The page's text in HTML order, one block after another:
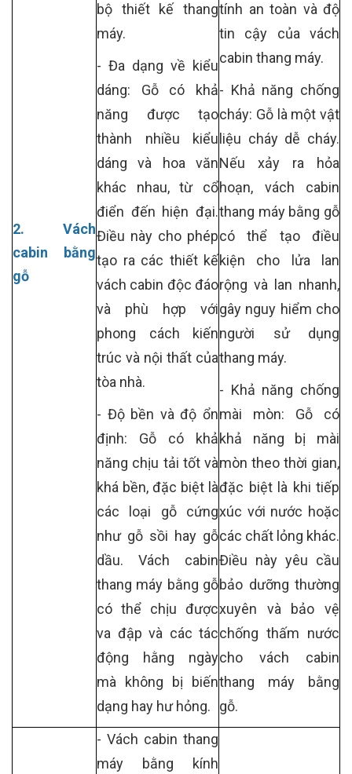
2. Vách
cabin bằng
gỗ
bộ thiết kế thang
máy.
- Đa dạng về kiểu
dáng: Gỗ có khả
năng được tạo
thành nhiều kiểu
dáng và hoa văn
khác nhau, từ cổ
điển đến hiện đại.
Điều này cho phép
tạo ra các thiết kế
vách cabin độc đáo
và phù hợp với
phong cách kiến
trúc và nội thất của
tòa nhà.
- Độ bền và độ ổn
định: Gỗ có khả
năng chịu tải tốt và
khá bền, đặc biệt là
các loại gỗ cứng
như gỗ sồi hay gỗ
dầu. Vách cabin
thang máy bằng gỗ
có thể chịu được
va đập và các tác
động hằng ngày
mà không bị biến
dạng hay hư hỏng.
tính an toàn và độ
tin cậy của vách
cabin thang máy.
- Khả năng chống
cháy: Gỗ là một vật
liệu cháy dễ cháy.
Nếu xảy ra hỏa
hoạn, vách cabin
thang máy bằng gỗ
có thể tạo điều
kiện cho lửa lan
rộng và lan nhanh,
gây nguy hiểm cho
người sử dụng
thang máy.
- Khả năng chống
mài mòn: Gỗ có
khả năng bị mài
mòn theo thời gian,
đặc biệt là khi tiếp
xúc với nước hoặc
các chất lỏng khác.
Điều này yêu cầu
bảo dưỡng thường
xuyên và bảo vệ
chống thấm nước
cho vách cabin
thang máy bằng
gỗ.
- Vách cabin thang
máy bằng kính